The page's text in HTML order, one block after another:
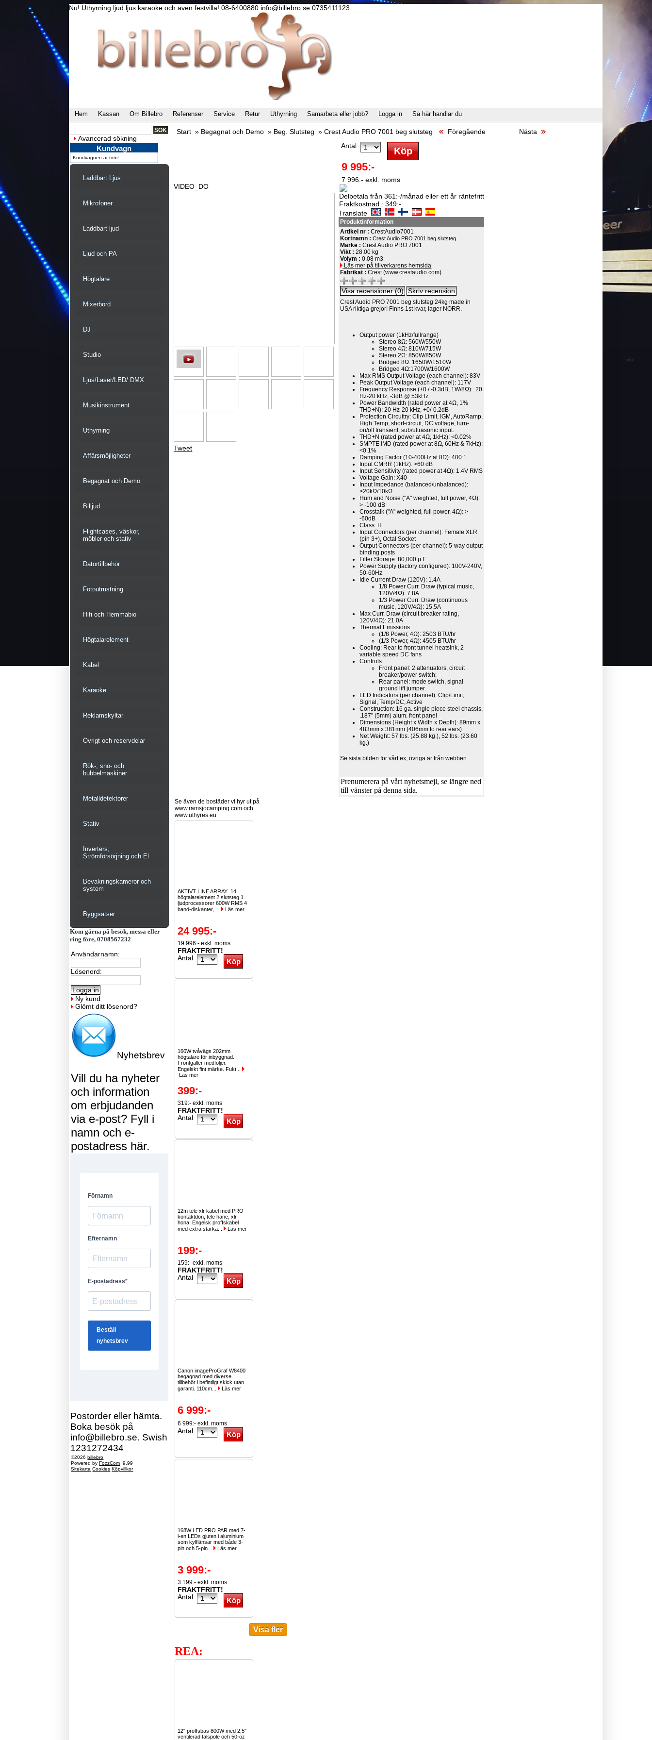
Nu! Uthyrning ljud ljus karaoke och även festvilla! 08-6400880 info@billebro.se 0735411123
Hem Kassan Om Billebro Referenser Service Retur Uthyrning Samarbeta eller jobb? Logga in Så här handlar du
Avancerad sökning
Kundvagn
Kundvagnen är tom!
Laddbart Ljus
Mikrofoner
Laddbart ljud
Ljud och PA
Högtalare
Mixerbord
DJ
Studio
Ljus/Laser/LED/ DMX
Musikinstrument
Uthyrning
Affärsmöjligheter
Begagnat och Demo
Billjud
Flightcases, väskor,
möbler och stativ
Datortillbehör
Fotoutrustning
Hifi och Hemmabio
Högtalarelement
Kabel
Karaoke
Reklamskyltar
Övrigt och reservdelar
Rök-, snö- och
bubbelmaskiner
Metalldetektorer
Stativ
Inverters,
Strömförsörjning och El
Bevakningskameror och
system
Byggsatser
Kom gärna på besök, messa eller
ring före, 0708567232
Användarnamn:
Lösenord:
Ny kund
Glömt ditt lösenord?
Nyhetsbrev
Vill du ha nyheter
och information
om erbjudanden
via e-post? Fyll i
namn och e-
postadress här.
Postorder eller hämta.
Boka besök på
info@billebro.se. Swish
1231272434
©2026billebro
Powered byFozzCom 9.99
Sitekarta Cookies Köpvillkor
Start » Begagnat och Demo » Beg. Slutsteg »Crest Audio PRO 7001 beg slutsteg Föregående Nästa
VIDEO_DO
Tweet
Antal
9 995:-
7 996:- exkl. moms
Delbetala från 361:-/månad eller ett år räntefritt
Fraktkostnad : 349:-
Translate
Produktinformation
Artikel nr :CrestAudio7001
Kortnamn :Crest Audio PRO 7001 beg slutsteg
Märke :Crest Audio PRO 7001
Vikt :28.00 kg
Volym :0.08 m3
Läs mer på tillverkarens hemsida
Fabrikat :Crest (www.crestaudio.com)
Crest Audio PRO 7001 beg slutsteg 24kg made in
USA riktiga grejor! Finns 1st kvar, lager NORR.
Output power (1kHz/fullrange)
Stereo 8Ω: 560W/550W
Stereo 4Ω: 810W/715W
Stereo 2Ω: 850W/850W
Bridged 8Ω: 1650W/1510W
Bridged 4Ω:1700W/1600W
Max RMS Output Voltage (each channel): 83V
Peak Output Voltage (each channel): 117V
Frequency Response (+0 / -0.3dB, 1W/8Ω): 20
Hz-20 kHz, -3dB @ 53kHz
Power Bandwidth (rated power at 4Ω, 1%
THD+N): 20 Hz-20 kHz, +0/-0.2dB
Protection Circuitry: Clip Limit, IGM, AutoRamp,
High Temp, short-circuit, DC voltage, turn-
on/off transient, sub/ultrasonic input.
THD+N (rated power at 4Ω, 1kHz): <0.02%
SMPTE IMD (rated power at 8Ω, 60Hz & 7kHz):
<0.1%
Damping Factor (10-400Hz at 8Ω): 400:1
Input CMRR (1kHz): >60 dB
Input Sensitivity (rated power at 4Ω): 1.4V RMS
Voltage Gain: X40
Input Impedance (balanced/unbalanced):
>20kΩ/10kΩ
Hum and Noise ("A" weighted, full power, 4Ω):
> -100 dB
Crosstalk ("A" weighted, full power, 4Ω): >
-60dB
Class: H
Input Connectors (per channel): Female XLR
(pin 3+), Octal Socket
Output Connectors (per channel): 5-way output
binding posts
Filter Storage: 80,000 μ F
Power Supply (factory configured): 100V-240V,
50-60Hz
Idle Current Draw (120V): 1.4A
1/8 Power Curr. Draw (typical music,
120V/4Ω): 7.8A
1/3 Power Curr. Draw (continuous
music, 120V/4Ω): 15.5A
Max Curr. Draw (circuit breaker rating,
120V/4Ω): 21.0A
Thermal Emissions
(1/8 Power, 4Ω): 2503 BTU/hr
(1/3 Power, 4Ω): 4505 BTU/hr
Cooling: Rear to front tunnel heatsink, 2
variable speed DC fans
Controls:
Front panel: 2 attenuators, circuit
breaker/power switch;
Rear panel: mode switch, signal
ground lift jumper.
LED Indicators (per channel): Clip/Limit,
Signal, Temp/DC, Active
Construction: 16 ga. single piece steel chassis,
.187" (5mm) alum. front panel
Dimensions (Height x Width x Depth): 89mm x
483mm x 381mm (406mm to rear ears)
Net Weight: 57 lbs. (25.88 kg.), 52 lbs. (23.60
kg.)
Se sista bilden för vårt ex, övriga är från webben
Prenumerera på vårt nyhetsmejl, se längre ned
till vänster på denna sida.
Se även de bostäder vi hyr ut på
www.ramsjocamping.com och
www.uthyres.eu
AKTIVT LINE ARRAY 14
högtalarelement 2 slutsteg 1
ljudprocessorer 600W RMS 4
band-diskanter, ...
Läs mer
24 995:-
19 996:- exkl. moms
FRAKTFRITT!
Antal
160W tvåvägs 202mm
högtalare för inbyggnad.
Frontgaller medföljer.
Engelskt fint märke. Fukt...
Läs mer
399:-
319:- exkl. moms
FRAKTFRITT!
Antal
12m tele xlr kabel med PRO
kontaktdon, tele hane, xlr
hona. Engelsk proffskabel
med extra starka...
Läs mer
199:-
159:- exkl. moms
FRAKTFRITT!
Antal
Canon imageProGraf W8400
begagnad med diverse
tillbehör i befintligt skick utan
garanti. 110cm...
Läs mer
6 999:-
6 999:- exkl. moms
Antal
168W LED PRO PAR med 7-
i-en LEDs gjuten i aluminium
som kylflänsar med både 3-
pin och 5-pin...
Läs mer
3 999:-
3 199:- exkl. moms
FRAKTFRITT!
Antal
REA:
12" proffsbas 800W med 2,5"
ventilerad talspole och 50-oz